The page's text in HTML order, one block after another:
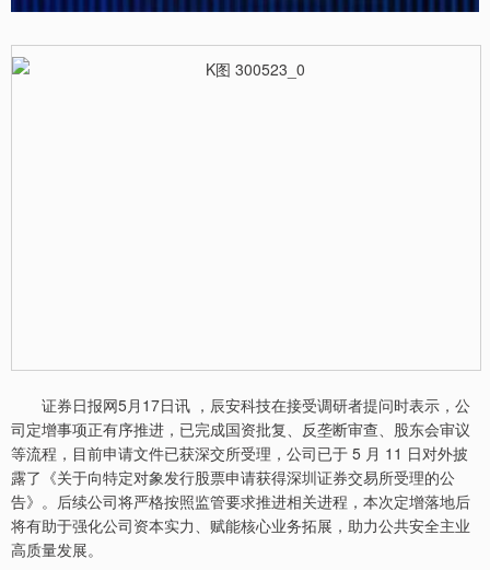
证券日报网5月17日讯 ，辰安科技在接受调研者提问时表示，公
司定增事项正有序推进，已完成国资批复、反垄断审查、股东会审议
等流程，目前申请文件已获深交所受理，公司已于 5 月 11 日对外披
露了《关于向特定对象发行股票申请获得深圳证券交易所受理的公
告》。后续公司将严格按照监管要求推进相关进程，本次定增落地后
将有助于强化公司资本实力、赋能核心业务拓展，助力公共安全主业
高质量发展。